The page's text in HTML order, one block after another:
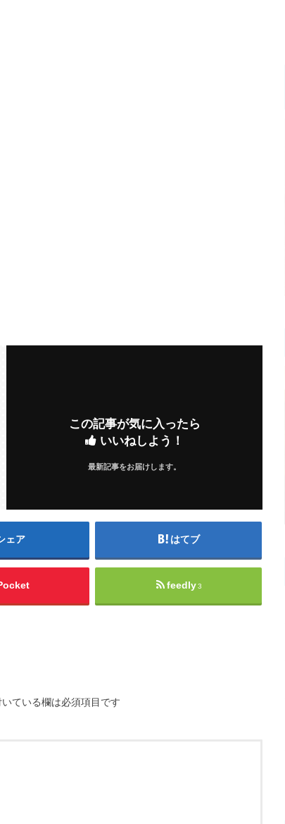
この記事が気に入ったら
いいねしよう！
最新記事をお届けします。
ェア はてブ
feedly 3
ている欄は必須項目です